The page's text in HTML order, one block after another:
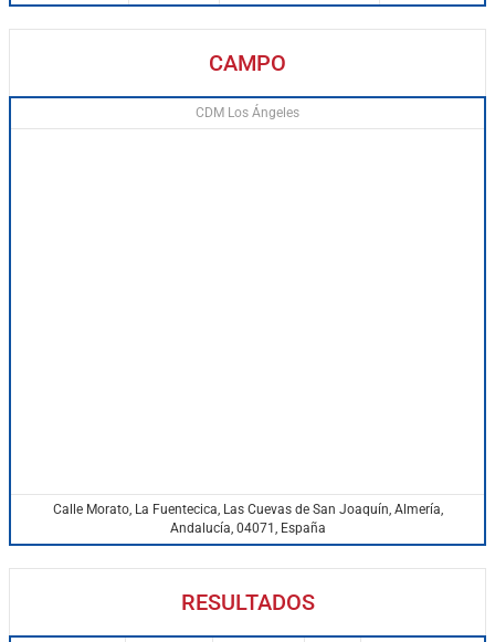
CAMPO
CDM Los Ángeles
Calle Morato, La Fuentecica, Las Cuevas de San Joaquín, Almería,
Andalucía, 04071, España
RESULTADOS